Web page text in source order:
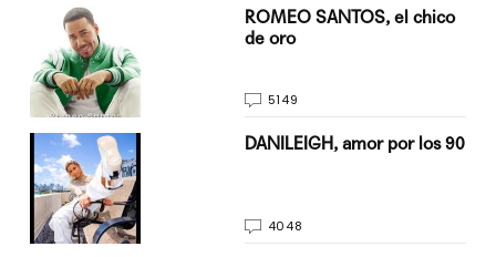
ROMEO SANTOS, el chico
de oro
5149
DANILEIGH, amor por los 90
4048